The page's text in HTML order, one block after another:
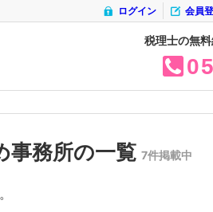
会員
ログイン
税理士の無
事務所の一覧 7件掲載中